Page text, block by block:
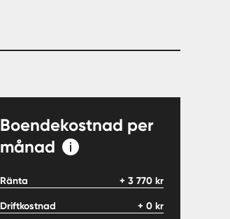
Boendekostnad per
månad
Ränta + 3 770 kr
Driftkostnad + 0 kr